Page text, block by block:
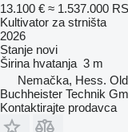
13.100 € ≈ 1.537.000
Kultivator za strništa
2026
Stanje novi
Širina hvatanja 3 m
Nemačka, Hess.
Buchheister Technik
Kontaktirajte prodavca